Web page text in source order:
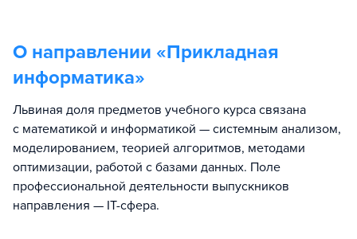
О направлении «Прикладная
информатика»
Львиная доля предметов учебного курса связана
с математикой и информатикой — системным анализом,
моделированием, теорией алгоритмов, методами
оптимизации, работой с базами данных. Поле
профессиональной деятельности выпускников
направления — IT-сфера.